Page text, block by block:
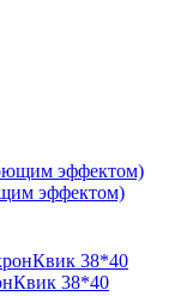
эффектом)
38*40